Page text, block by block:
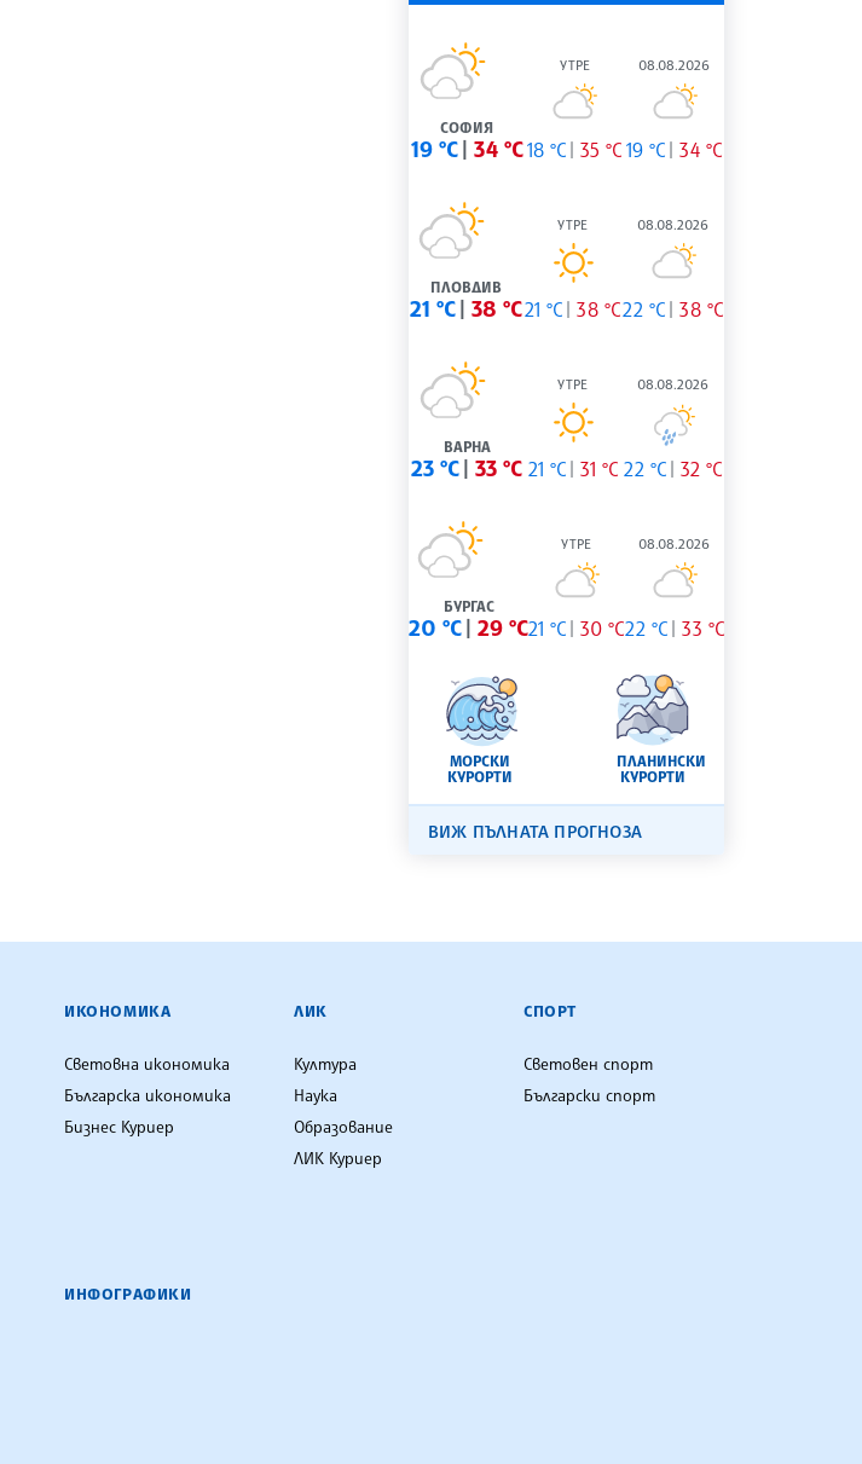
СОФИЯ
19 °C 34 °C
УТРЕ
18 °C 35 °C
08.08.2026
19 °C 34 °C
ПЛОВДИВ
21 °C 38 °C
УТРЕ
21 °C 38 °C
08.08.2026
22 °C 38 °C
ВАРНА
23 °C 33 °C
УТРЕ
21 °C 31 °C
08.08.2026
22 °C 32 °C
БУРГАС
20 °C 29 °C
УТРЕ
21 °C 30 °C
08.08.2026
22 °C 33 °C
МОРСКИ
КУРОРТИ
ПЛАНИНСКИ
КУРОРТИ
ВИЖ ПЪЛНАТА ПРОГНОЗА
ИКОНОМИКА
Световна икономика
Българска икономика
Бизнес Куриер
ЛИК
Култура
Наука
Образование
ЛИК Куриер
СПОРТ
Световен спорт
Български спорт
ИНФОГРАФИКИ